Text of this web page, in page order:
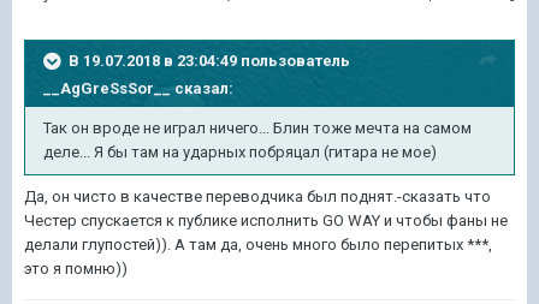
В 19.07.2018 в 23:04:49 пользователь
__AgGreSsSor__сказал:
Так он вроде не играл ничего... Блин тоже мечта на самом
деле... Я бы там на ударных побряцал (гитара не мое)
Да, он чисто в качестве переводчика был поднят.-сказать что
Честер спускается к публике исполнить GO WAY и чтобы фаны не
делали глупостей)). А там да, очень много было перепитых ***,
это я помню))